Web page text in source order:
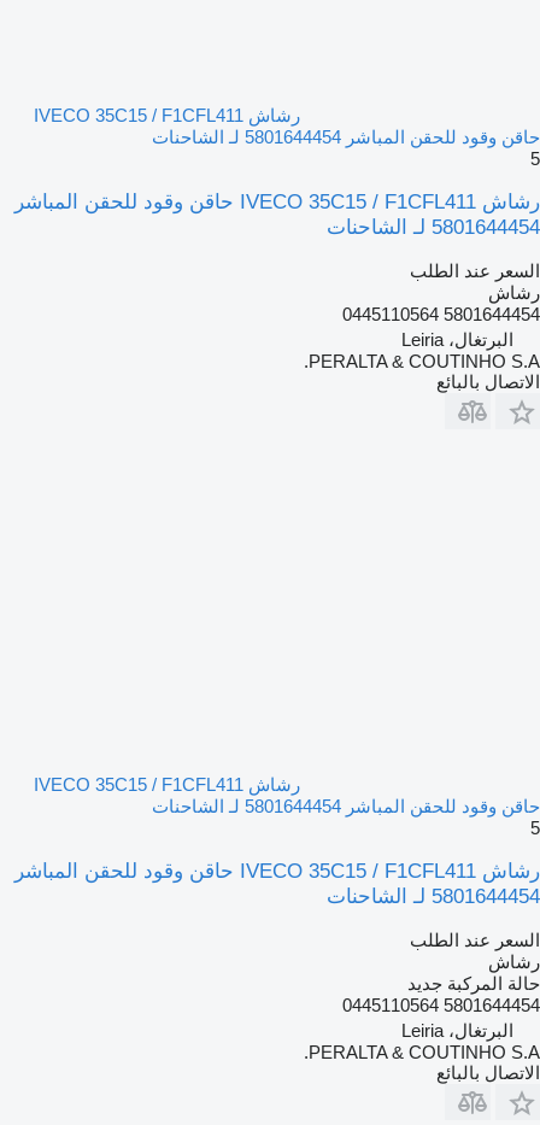
رشاش IVECO 35C15 / F1CFL411
حاقن وقود للحقن المباشر 5801644454 لـ الشاحنات
5
رشاش IVECO 35C15 / F1CFL411 حاقن وقود للحقن المباشر
5801644454 لـ الشاحنات
السعر عند الطلب
رشاش
5801644454 0445110564
البرتغال، Leiria
PERALTA & COUTINHO S.A.
الاتصال بالبائع
رشاش IVECO 35C15 / F1CFL411
حاقن وقود للحقن المباشر 5801644454 لـ الشاحنات
5
رشاش IVECO 35C15 / F1CFL411 حاقن وقود للحقن المباشر
5801644454 لـ الشاحنات
السعر عند الطلب
رشاش
حالة المركبة جديد
5801644454 0445110564
البرتغال، Leiria
PERALTA & COUTINHO S.A.
الاتصال بالبائع